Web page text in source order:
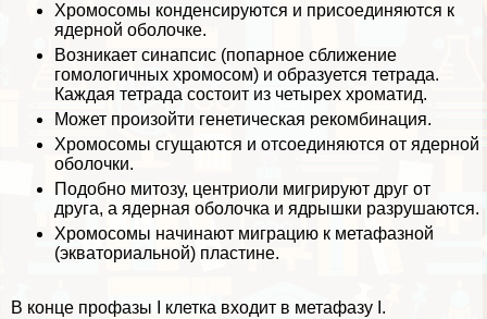
Хромосомы конденсируются и присоединяются к
ядерной оболочке.
Возникает синапсис (попарное сближение
гомологичных хромосом) и образуется тетрада.
Каждая тетрада состоит из четырех хроматид.
Может произойти генетическая рекомбинация.
Хромосомы сгущаются и отсоединяются от ядерной
оболочки.
Подобно митозу, центриоли мигрируют друг от
друга, а ядерная оболочка и ядрышки разрушаются.
Хромосомы начинают миграцию к метафазной
(экваториальной) пластине.
В конце профазы I клетка входит в метафазу I.